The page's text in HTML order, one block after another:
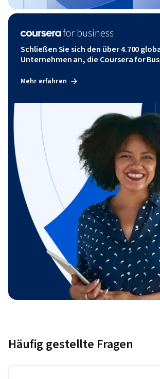
Schließen Sie sich den über 4.700
Unternehmen an, die Coursera for
Mehr erfahren
Häufig gestellte Fragen